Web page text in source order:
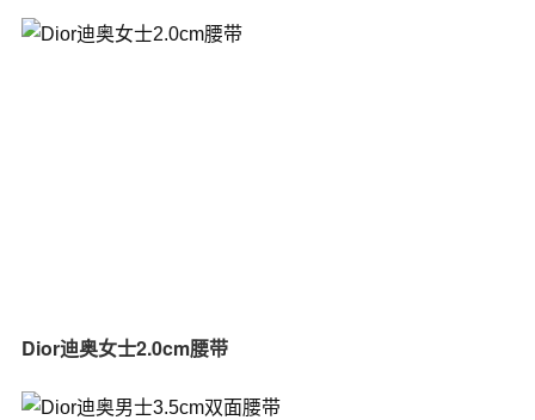
Dior迪奥女士2.0cm腰带